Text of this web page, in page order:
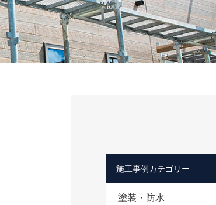
施工事例カテゴリー
塗装・防水